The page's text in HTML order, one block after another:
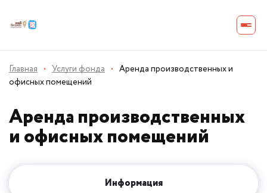
Главная · Услуги фонда · Аренда производственных и
офисных помещений
Аренда производственных
и офисных помещений
Информация